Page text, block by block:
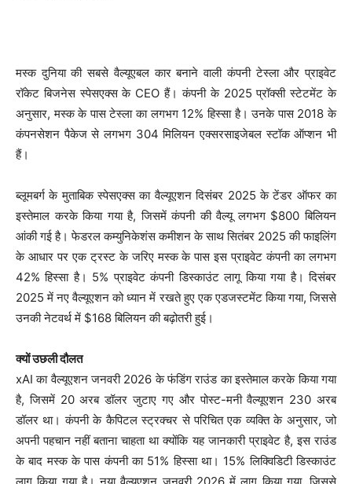
मस्क दुनिया की सबसे वैल्यूएबल कार बनाने वाली कंपनी टेस्ला और प्राइवेट
रॉकेट बिजनेस स्पेसएक्स के CEO हैं। कंपनी के 2025 प्रॉक्सी स्टेटमेंट के
अनुसार, मस्क के पास टेस्ला का लगभग 12% हिस्सा है। उनके पास 2018 के
कंपनसेशन पैकेज से लगभग 304 मिलियन एक्सरसाइजेबल स्टॉक ऑप्शन भी
हैं।
ब्लूमबर्ग के मुताबिक स्पेसएक्स का वैल्यूएशन दिसंबर 2025 के टेंडर ऑफर का
इस्तेमाल करके किया गया है, जिसमें कंपनी की वैल्यू लगभग $800 बिलियन
आंकी गई है। फेडरल कम्युनिकेशंस कमीशन के साथ सितंबर 2025 की फाइलिंग
के आधार पर एक ट्रस्ट के जरिए मस्क के पास इस प्राइवेट कंपनी का लगभग
42% हिस्सा है। 5% प्राइवेट कंपनी डिस्काउंट लागू किया गया है। दिसंबर
2025 में नए वैल्यूएशन को ध्यान में रखते हुए एक एडजस्टमेंट किया गया, जिससे
उनकी नेटवर्थ में $168 बिलियन की बढ़ोतरी हुई।
क्यों उछली दौलत
xAI का वैल्यूएशन जनवरी 2026 के फंडिंग राउंड का इस्तेमाल करके किया गया
है, जिसमें 20 अरब डॉलर जुटाए गए और पोस्ट-मनी वैल्यूएशन 230 अरब
डॉलर था। कंपनी के कैपिटल स्ट्रक्चर से परिचित एक व्यक्ति के अनुसार, जो
अपनी पहचान नहीं बताना चाहता था क्योंकि यह जानकारी प्राइवेट है, इस राउंड
के बाद मस्क के पास कंपनी का 51% हिस्सा था। 15% लिक्विडिटी डिस्काउंट